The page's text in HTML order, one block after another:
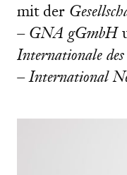
mit der
– GNA gGmbH
Internationale
– International